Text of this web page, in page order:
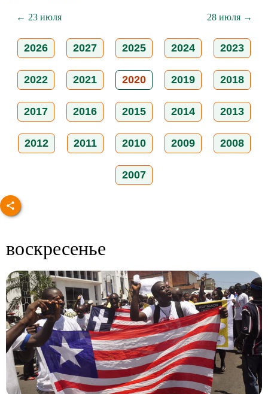
← 23 июля 28 июля →
2026 2027 2025 2024 2023
2022 2021 2020 2019 2018
2017 2016 2015 2014 2013
2012 2011 2010 2009 2008
2007
воскресенье